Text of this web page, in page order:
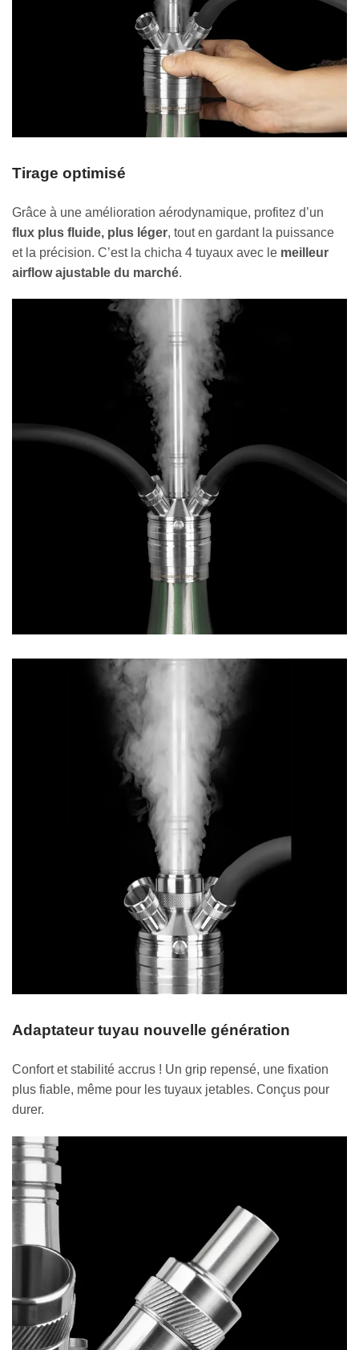
Tirage optimisé
Grâce à une amélioration aérodynamique, profitez d’un
flux plus fluide, plus léger, tout en gardant la puissance
et la précision. C’est la chicha 4 tuyaux avec le meilleur
airflow ajustable du marché.
Adaptateur tuyau nouvelle génération
Confort et stabilité accrus ! Un grip repensé, une fixation
plus fiable, même pour les tuyaux jetables. Conçus pour
durer.